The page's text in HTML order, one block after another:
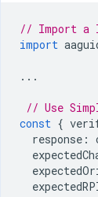
// Import a
import
...
// Use
const {
response :